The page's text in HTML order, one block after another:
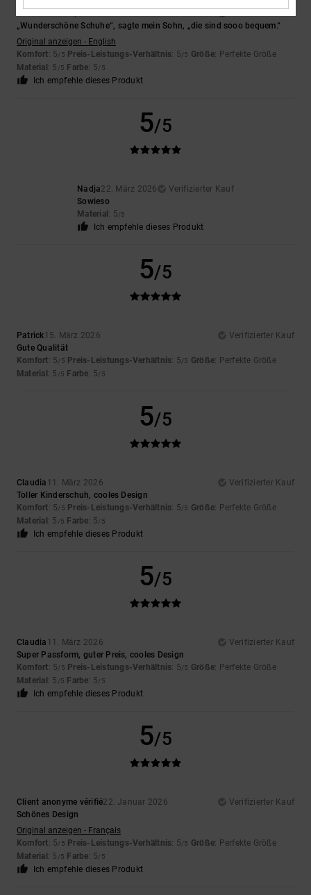
„Wunderschöne Schuhe“, sagte mein Sohn, „die sind sooo bequem.“
Original anzeigen - English
Komfort: 5/5 Preis-Leistungs-Verhältnis: 5/5 Größe: Perfekte Größe
Material : 5 /5 Farbe: 5/5
Ich empfehle dieses Produkt
5/5
Nadja22. März 2026
Verifizierter Kauf
Sowieso
Material : 5/5
Ich empfehle dieses Produkt
5/5
Patrick15. März 2026
Verifizierter Kauf
Gute Qualität
Komfort: 5/5 Preis-Leistungs-Verhältnis: 5/5 Größe: Perfekte Größe
Material : 5 /5 Farbe: 5/5
5/5
Claudia 11. März 2026
Verifizierter Kauf
Toller Kinderschuh, cooles Design
Komfort: 5/5 Preis-Leistungs-Verhältnis: 5/5 Größe: Perfekte Größe
Material : 5 /5 Farbe: 5/5
Ich empfehle dieses Produkt
5/5
Claudia 11. März 2026
Verifizierter Kauf
Super Passform, guter Preis, cooles Design
Komfort: 5/5 Preis-Leistungs-Verhältnis: 5/5 Größe: Perfekte Größe
Material : 5 /5 Farbe: 5/5
Ich empfehle dieses Produkt
5/5
Client anonyme vérifié22. Januar 2026
Verifizierter Kauf
Schönes Design
Original anzeigen - Français
Komfort: 5/5 Preis-Leistungs-Verhältnis: 5/5 Größe: Perfekte Größe
Material : 5 /5 Farbe: 5/5
Ich empfehle dieses Produkt